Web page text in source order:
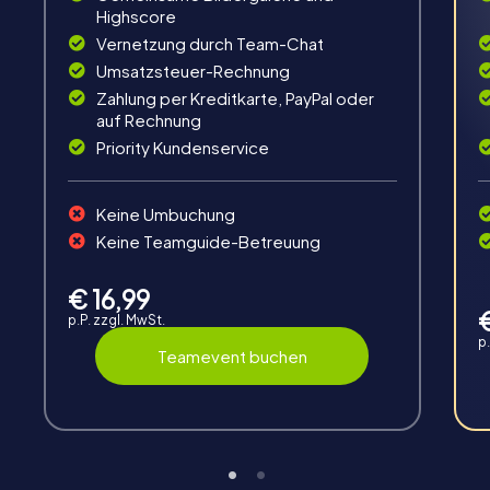
Spaß & Bewegung
Knifflige Rätsel lösen, Teamaufgaben meistern,
gemeinsam unterwegs und im Team kreativ sein.
Interaktion
Chats zwischen den Teams, Hilfe durch myCityHunt
Highscore
Vernetzung durch Team-Chat
Umsatzsteuer-Rechnung
Zahlung per Kreditkarte, PayPal oder
auf Rechnung
Priority Kundenservice
Keine Umbuchung
Keine Teamguide-Betreuung
€ 16,99
p.P. zzgl. MwSt.
Teamevent buchen